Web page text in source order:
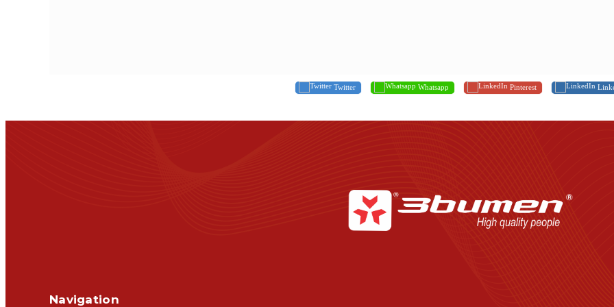
Twitter Whatsapp Pinterest
Navigation